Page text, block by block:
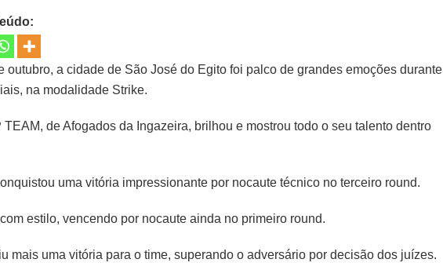
outubro, a cidade de São José do Egito foi palco de grandes emoções durante
na modalidade Strike.
de Afogados da Ingazeira, brilhou e mostrou todo o seu talento dentro
uma vitória impressionante por nocaute técnico no terceiro round.
estilo, vencendo por nocaute ainda no primeiro round.
mais uma vitória para o time, superando o adversário por decisão dos juízes.